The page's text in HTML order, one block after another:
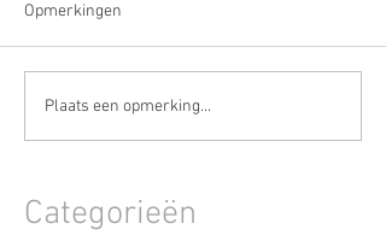
De stille fase vóór een
burn-out herkennen
Opmerkingen
Plaats een opmerking...
Categorieën